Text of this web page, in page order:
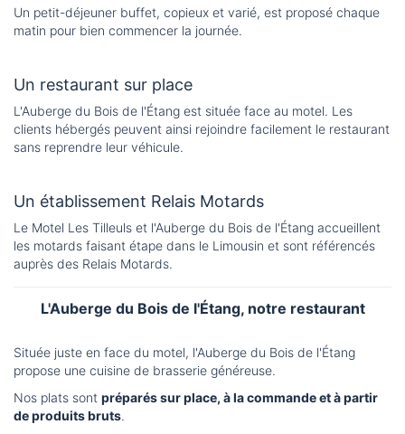
Un petit-déjeuner buffet, copieux et varié, est proposé chaque
matin pour bien commencer la journée.
Un restaurant sur place
L'Auberge du Bois de l'Étang est située face au motel. Les
clients hébergés peuvent ainsi rejoindre facilement le restaurant
sans reprendre leur véhicule.
Un établissement Relais Motards
Le Motel Les Tilleuls et l'Auberge du Bois de l'Étang accueillent
les motards faisant étape dans le Limousin et sont référencés
auprès des Relais Motards.
L'Auberge du Bois de l'Étang, notre restaurant
Située juste en face du motel, l'Auberge du Bois de l'Étang
propose une cuisine de brasserie généreuse.
Nos plats sont préparés sur place, à la commande et à partir
de produits bruts.